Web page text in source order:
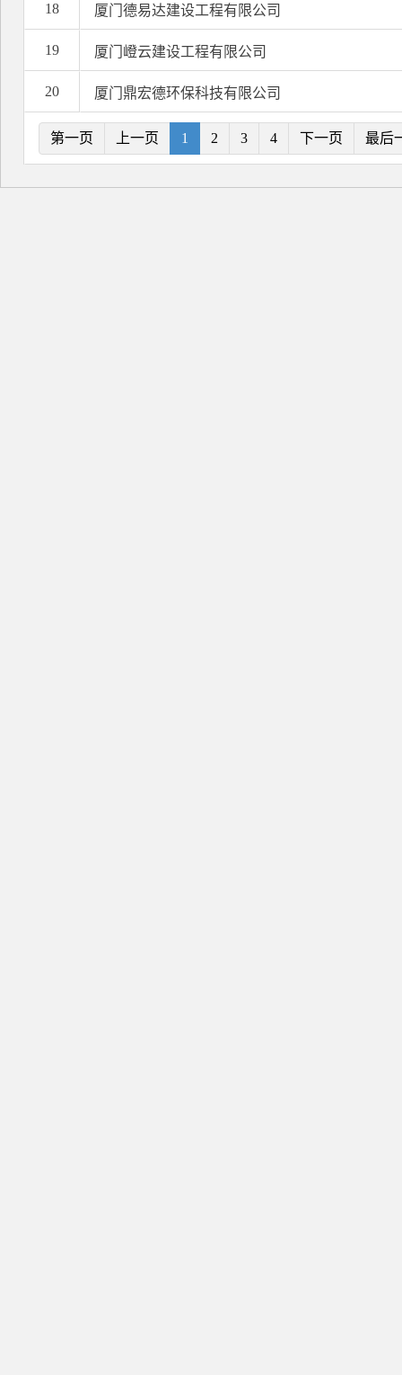
18 厦门德易达建设工程有限公司
19 厦门嶝云建设工程有限公司
20 厦门鼎宏德环保科技有限公司
第一页 上一页 1 2 3 4 下一页 最后